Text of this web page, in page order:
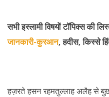
सभी इस्लामी विषयों टॉपिक्स की
जानकारी-कुरआन, हदीस, किस्से
हज़रते हसन रहमतुल्लाह अलैह से